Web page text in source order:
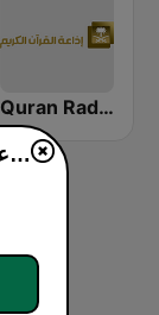
Quran Radio اذاعة القرآن الكريم - الرياض
إذاعة القران الكريم من الشارقة Holy Quran Radio from Sharjah ao vivo